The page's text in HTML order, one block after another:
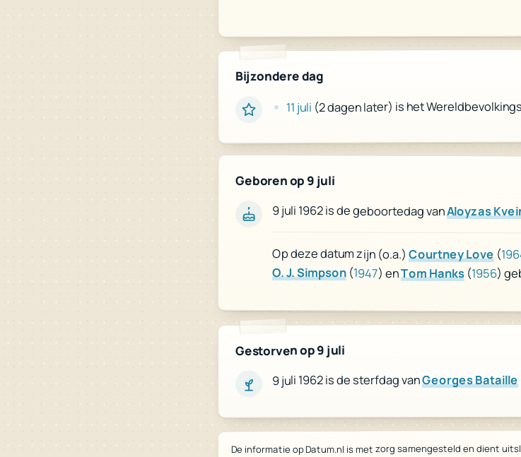
Bijzondere dag
11 juli (2 dagen later) is het
Geboren op 9 juli
9 juli 1962 is de geboortedag vanAloyzas
Op deze datum zijn (o.a.) Courtney Love(
O. J. Simpson(1947) enTom Hanks(1956)
Gestorven op 9 juli
9 juli 1962 is de sterfdag vanGeorges Bataille
De informatie op Datum.nl is met zorg samengesteld en dient